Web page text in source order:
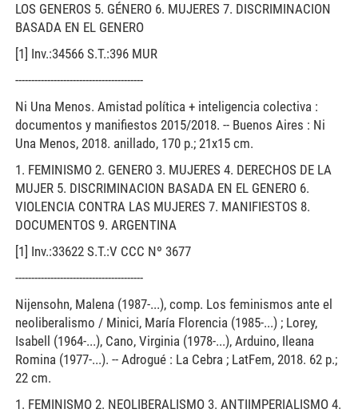
LOS GENEROS 5. GÉNERO 6. MUJERES 7. DISCRIMINACION
BASADA EN EL GENERO
[1] Inv.:34566 S.T.:396 MUR
----------------------------------------
Ni Una Menos. Amistad política + inteligencia colectiva :
documentos y manifiestos 2015/2018. -- Buenos Aires : Ni
Una Menos, 2018. anillado, 170 p.; 21x15 cm.
1. FEMINISMO 2. GENERO 3. MUJERES 4. DERECHOS DE LA
MUJER 5. DISCRIMINACION BASADA EN EL GENERO 6.
VIOLENCIA CONTRA LAS MUJERES 7. MANIFIESTOS 8.
DOCUMENTOS 9. ARGENTINA
[1] Inv.:33622 S.T.:V CCC Nº 3677
----------------------------------------
Nijensohn, Malena (1987-...), comp. Los feminismos ante el
neoliberalismo / Minici, María Florencia (1985-...) ; Lorey,
Isabell (1964-...), Cano, Virginia (1978-...), Arduino, Ileana
Romina (1977-...). -- Adrogué : La Cebra ; LatFem, 2018. 62 p.;
22 cm.
1. FEMINISMO 2. NEOLIBERALISMO 3. ANTIIMPERIALISMO 4.